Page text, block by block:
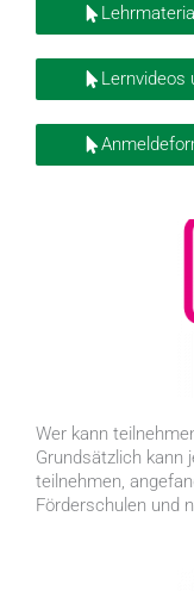
Lehrmaterial
Lernvideos
Wer kann
Grundsätzlich kann
teilnehmen,
Förderschulen und